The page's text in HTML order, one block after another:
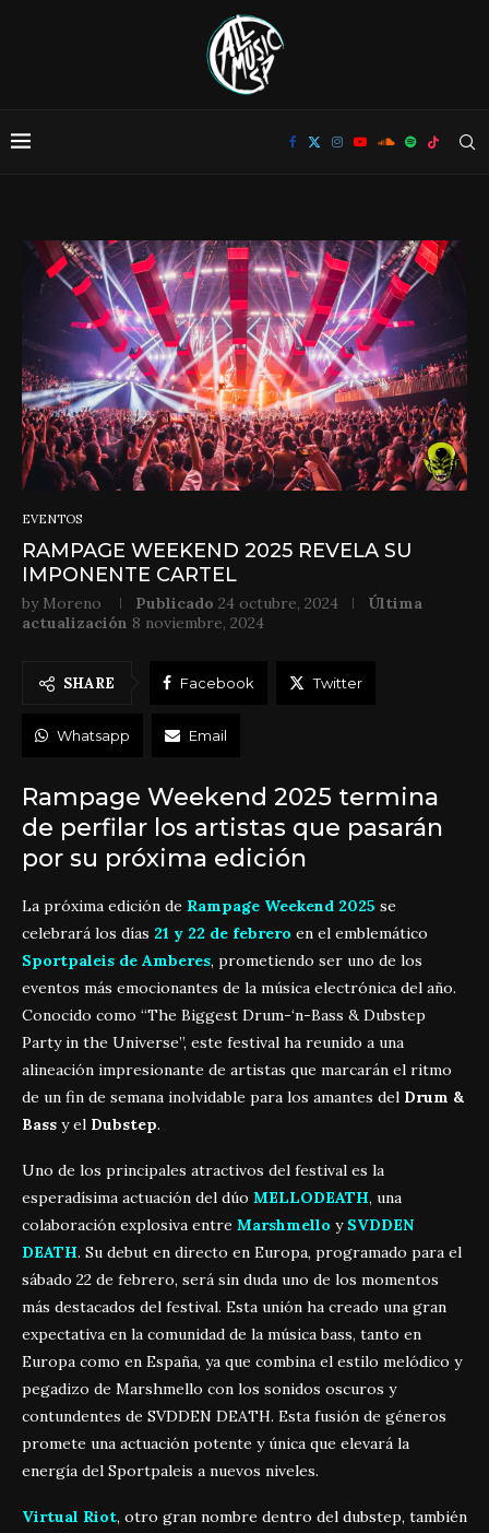
EVENTOS
RAMPAGE WEEKEND 2025 REVELA SU
IMPONENTE CARTEL
by Moreno Publicado 24 octubre, 2024
Última
actualización 8 noviembre, 2024
SHARE Facebook Twitter
Whatsapp Email
Rampage Weekend 2025 termina
de perfilar los artistas que pasarán
por su próxima edición
La próxima edición de Rampage Weekend 2025 se
celebrará los días 21 y 22 de febrero en el emblemático
Sportpaleis de Amberes, prometiendo ser uno de los
eventos más emocionantes de la música electrónica del año.
Conocido como “The Biggest Drum-‘n-Bass & Dubstep
Party in the Universe”, este festival ha reunido a una
alineación impresionante de artistas que marcarán el ritmo
de un fin de semana inolvidable para los amantes del Drum &
Bass y el Dubstep.
Uno de los principales atractivos del festival es la
esperadísima actuación del dúo MELLODEATH, una
colaboración explosiva entre Marshmello y SVDDEN
DEATH. Su debut en directo en Europa, programado para el
sábado 22 de febrero, será sin duda uno de los momentos
más destacados del festival. Esta unión ha creado una gran
expectativa en la comunidad de la música bass, tanto en
Europa como en España, ya que combina el estilo melódico y
pegadizo de Marshmello con los sonidos oscuros y
contundentes de SVDDEN DEATH. Esta fusión de géneros
promete una actuación potente y única que elevará la
energía del Sportpaleis a nuevos niveles.
Virtual Riot, otro gran nombre dentro del dubstep, también